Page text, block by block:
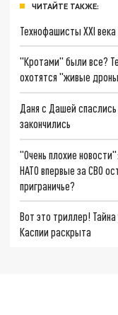
ЧИТАЙТЕ ТАКЖЕ:
Технофашисты XXI века
"Кротами" были все?
охотятся "живые
Даня с Дашей
закончились
"Очень плохие
НАТО впервые за СВО
приграничье?
Вот это триллер!
Каспии раскрыта